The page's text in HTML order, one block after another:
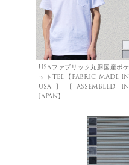
USAファブリック丸胴国産ポケ
ットTEE【FABRIC MADE IN
USA】【ASSEMBLED IN
JAPAN】